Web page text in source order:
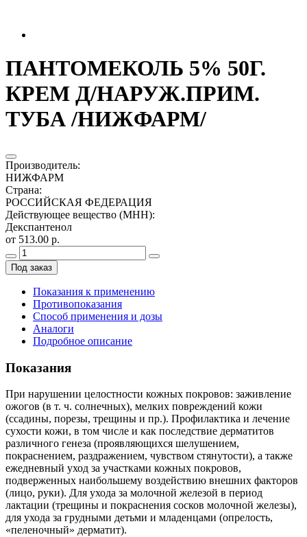
ПАНТОМЕКОЛЬ 5% 50Г.
КРЕМ Д/НАРУЖ.ПРИМ.
ТУБА /НИЖФАРМ/
Производитель:
НИЖФАРМ
Страна:
РОССИЙСКАЯ ФЕДЕРАЦИЯ
Действующее вещество (МНН):
Декспантенол
от 513.00 р.
Под заказ
Показания к применению
Противопоказания
Способ применения и дозы
Аналоги
Подробное описание
Показания
При нарушении целостности кожных покровов: заживление
ожогов (в т. ч. солнечных), мелких повреждений кожи
(ссадины, порезы, трещины и пр.). Профилактика и лечение
сухости кожи, в том числе и как последствие дерматитов
различного генеза (проявляющихся шелушением,
покраснением, раздражением, чувством стянутости), а также
ежедневный уход за участками кожных покровов,
подверженных наибольшему воздействию внешних факторов
(лицо, руки). Для ухода за молочной железой в период
лактации (трещины и покраснения сосков молочной железы),
для ухода за грудными детьми и младенцами (опрелость,
«пеленочный» дерматит).